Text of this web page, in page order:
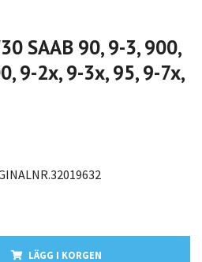
SAAB 90, 9-3, 900,
9-2x, 9-3x, 95, 9-7x,
LÄGG I KORGEN